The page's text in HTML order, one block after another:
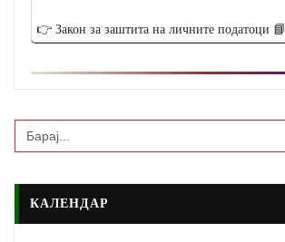
👉 Закон за заштита на личните податоци 📘
Search
for:
КАЛЕНДАР